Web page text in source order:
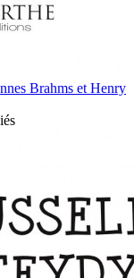
Brahms et Henry